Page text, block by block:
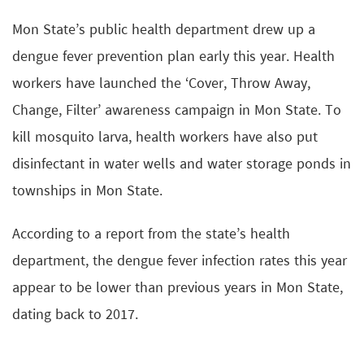
Mon State’s public health department drew up a
dengue fever prevention plan early this year. Health
workers have launched the ‘Cover, Throw Away,
Change, Filter’ awareness campaign in Mon State. To
kill mosquito larva, health workers have also put
disinfectant in water wells and water storage ponds in
townships in Mon State.
According to a report from the state’s health
department, the dengue fever infection rates this year
appear to be lower than previous years in Mon State,
dating back to 2017.